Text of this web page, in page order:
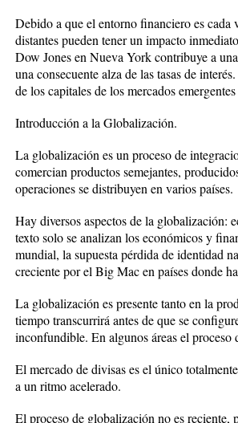
Debido a que el entorno financiero es cada
distantes pueden tener un impacto
Dow Jones en Nueva York contribuye a
una consecuente alza de las tasas de
de los capitales de los mercados
Introducción a la Globalización.
La globalización es un proceso de
comercian productos semejantes,
operaciones se distribuyen en varios países.
Hay diversos aspectos de la globalización:
texto solo se analizan los económicos y
mundial, la supuesta pérdida de identidad
creciente por el Big Mac en países donde
La globalización es presente tanto en la
tiempo transcurrirá antes de que se
inconfundible. En algunos áreas el
El mercado de divisas es el único
a un ritmo acelerado.
El proceso de globalización no es reciente,